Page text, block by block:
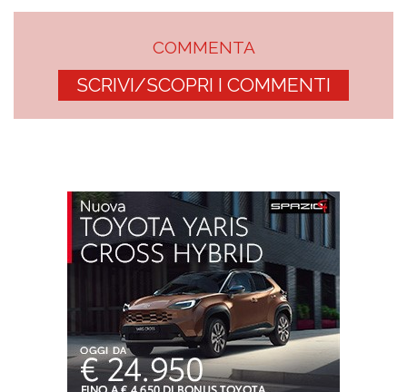
COMMENTA
SCRIVI/SCOPRI I COMMENTI